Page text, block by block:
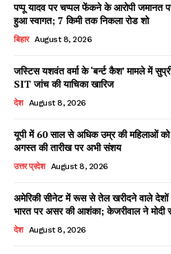
Facebook
X WhatsApp
Share
Read Latest
पप्पू यादव पर चप्पल फेंकने के आरोपी जमानत
हुआ स्वागत; 7 किमी तक निकला रोड शो
बिहार August 8, 2026
जस्टिस यशवंत वर्मा के ‘बर्न्ट कैश’ मामले में
SIT जांच की याचिका खारिज
देश August 8, 2026
यूपी में 60 साल से अधिक उम्र की महिलाओं को
अगस्त की तारीख पर अभी संशय
उत्तर प्रदेश August 8, 2026
अमेरिकी सीनेट में रूस से तेल खरीदने वाले
भारत पर असर की आशंका; केजरीवाल ने मोदी
देश August 8, 2026